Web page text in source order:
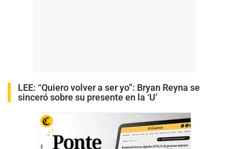
LEE: “Quiero volver a ser yo”: Bryan Reyna se
sinceró sobre su presente en la ‘U’